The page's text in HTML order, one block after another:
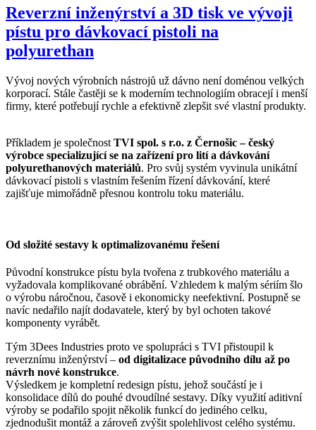
Reverzní inženýrství a 3D tisk ve vývoji
pístu pro dávkovací pistoli na
polyurethan
Vývoj nových výrobních nástrojů už dávno není doménou velkých
korporací. Stále častěji se k moderním technologiím obracejí i menší
firmy, které potřebují rychle a efektivně zlepšit své vlastní produkty.
Příkladem je společnost TVI spol. s r.o. z Černošic – český
výrobce specializující se na zařízení pro lití a dávkování
polyurethanových materiálů. Pro svůj systém vyvinula unikátní
dávkovací pistoli s vlastním řešením řízení dávkování, které
zajišťuje mimořádně přesnou kontrolu toku materiálu.
Od složité sestavy k optimalizovanému řešení
Původní konstrukce pístu byla tvořena z trubkového materiálu a
vyžadovala komplikované obrábění. Vzhledem k malým sériím šlo
o výrobu náročnou, časově i ekonomicky neefektivní. Postupně se
navíc nedařilo najít dodavatele, který by byl ochoten takové
komponenty vyrábět.
Tým 3Dees Industries proto ve spolupráci s TVI přistoupil k
reverznímu inženýrství – od digitalizace původního dílu až po
návrh nové konstrukce.
Výsledkem je kompletní redesign pístu, jehož součástí je i
konsolidace dílů do pouhé dvoudílné sestavy. Díky využití aditivní
výroby se podařilo spojit několik funkcí do jediného celku,
zjednodušit montáž a zároveň zvýšit spolehlivost celého systému.